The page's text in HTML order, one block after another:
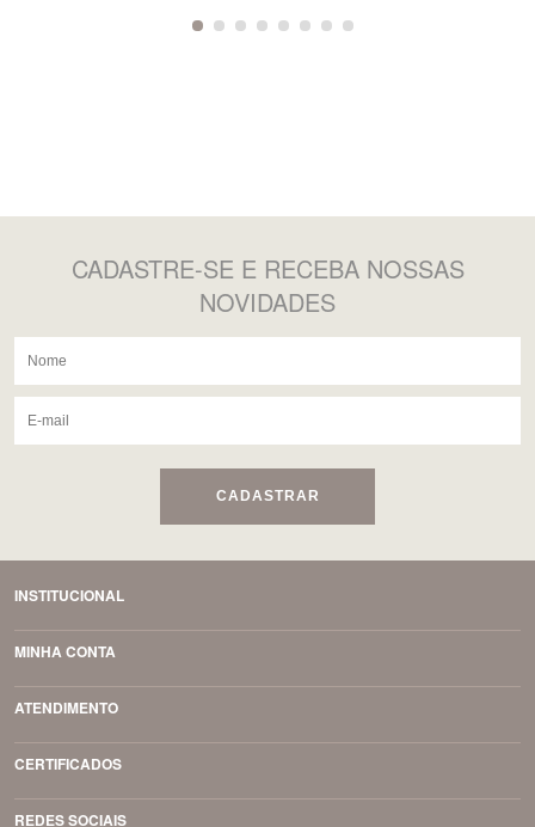
CADASTRE-SE E RECEBA NOSSAS
NOVIDADES
CADASTRAR
INSTITUCIONAL
MINHA CONTA
ATENDIMENTO
CERTIFICADOS
REDES SOCIAIS